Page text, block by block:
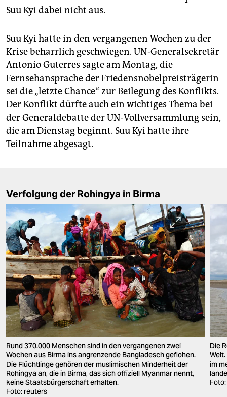
Suu Kyi dabei nicht aus.
Suu Kyi hatte in den vergangenen Wochen zu der
Krise beharrlich geschwiegen. UN-Generalsekretär
Antonio Guterres sagte am Montag, die
Fernsehansprache der Friedensnobelpreisträgerin
sei die „letzte Chance“ zur Beilegung des Konflikts.
Der Konflikt dürfte auch ein wichtiges Thema bei
der Generaldebatte der UN-Vollversammlung sein,
die am Dienstag beginnt. Suu Kyi hatte ihre
Teilnahme abgesagt.
Verfolgung der Rohingya in Birma
Rund 370.000 Menschen sind in den vergangenen zwei
Wochen aus Birma ins angrenzende Bangladesch geflohen.
Die Flüchtlinge gehören der muslimischen Minderheit der
Rohingya an, die in Birma, das sich offiziell Myanmar nennt,
keine Staatsbürgerschaft erhalten.
Foto: reuters
Die
im